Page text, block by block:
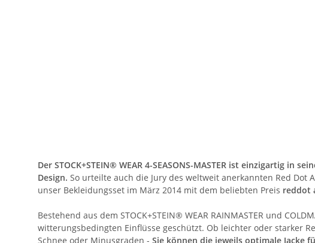
Der STOCK+STEIN® WEAR 4-SEASONS-MASTER ist einzigartig in
Design. So urteilte auch die Jury des weltweit anerkannten Red Dot
unser Bekleidungsset im März 2014 mit dem beliebten Preis reddot
Bestehend aus dem STOCK+STEIN® WEAR RAINMASTER und
witterungsbedingten Einflüsse geschützt. Ob leichter oder starker
Schnee oder Minusgraden - Sie können die jeweils optimale Jacke